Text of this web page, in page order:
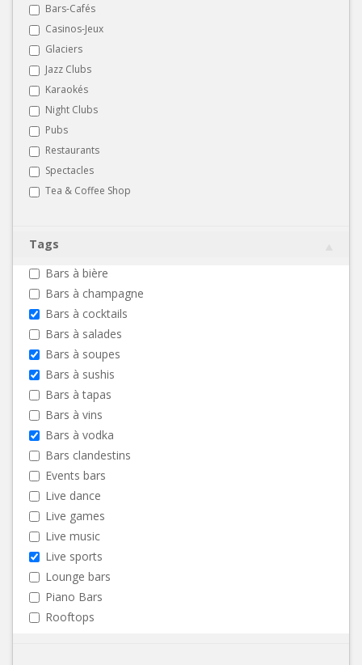
Bars-Cafés
Casinos-Jeux
Glaciers
Jazz Clubs
Karaokés
Night Clubs
Pubs
Restaurants
Spectacles
Tea & Coffee Shop
Tags
Bars à bière
Bars à champagne
Bars à cocktails
Bars à salades
Bars à soupes
Bars à sushis
Bars à tapas
Bars à vins
Bars à vodka
Bars clandestins
Events bars
Live dance
Live games
Live music
Live sports
Lounge bars
Piano Bars
Rooftops